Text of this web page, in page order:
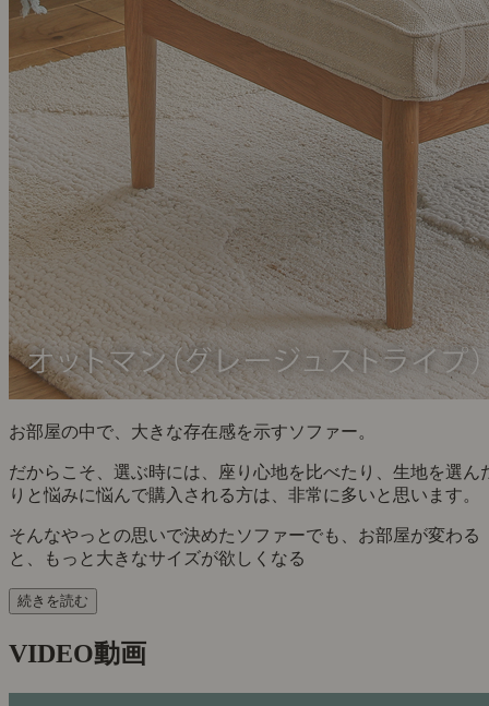
お部屋の中で、大きな存在感を示すソファー。
だからこそ、選ぶ時には、座り心地を比べたり、生地を選ん
りと悩みに悩んで購入される方は、非常に多いと思います。
そんなやっとの思いで決めたソファーでも、お部屋が変わる
と、もっと大きなサイズが欲しくなる
続きを読む
VIDEO動画